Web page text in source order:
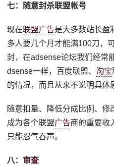
七：随意封杀联盟帐号
现在联盟广告是大多数站长盈
多人要几个月才能满100刀，
封，在adsense论坛我们经常
dsense一样，百度联盟、淘宝
的情况，而且从来不说明具体
随意扣量、降低分成比例、
成为各个联盟广告商的重要收
只能忍气吞声。
八： 审查